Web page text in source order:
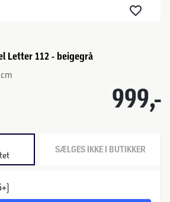
Letter 112 - beigegrå
999,-
SÆLGES IKKE I BUTIKKER